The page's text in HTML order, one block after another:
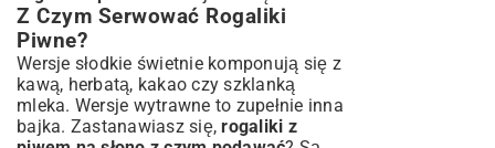
Z Czym Serwować Rogaliki
Piwne?
Wersje słodkie świetnie komponują się z
kawą, herbatą, kakao czy szklanką
mleka. Wersje wytrawne to zupełnie inna
bajka. Zastanawiasz się,rogaliki z